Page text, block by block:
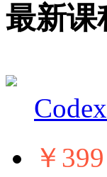
最新课
￥399